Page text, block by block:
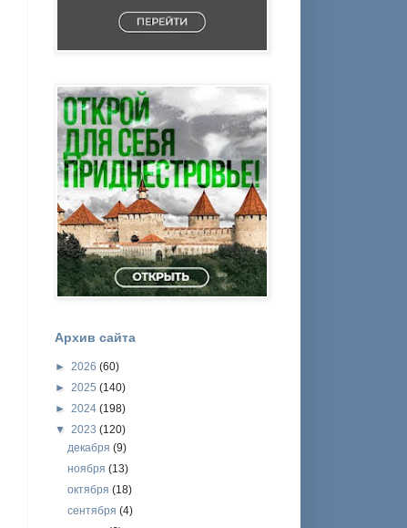
Архив сайта
► 2026 (60)
► 2025 (140)
► 2024 (198)
▼ 2023 (120)
декабря(9)
ноября(13)
октября(18)
сентября(4)